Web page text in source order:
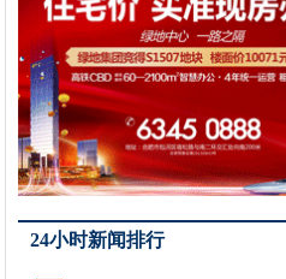
24小时新闻排行